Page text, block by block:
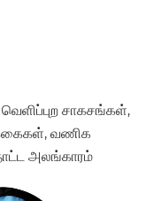
சாகசங்கள்,
வணிக
அலங்காரம்